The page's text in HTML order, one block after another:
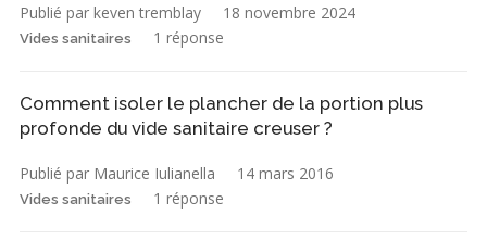
Publié par keven tremblay 18 novembre 2024
Vides sanitaires 1 réponse
Comment isoler le plancher de la portion plus
profonde du vide sanitaire creuser ?
Publié par Maurice Iulianella 14 mars 2016
Vides sanitaires 1 réponse